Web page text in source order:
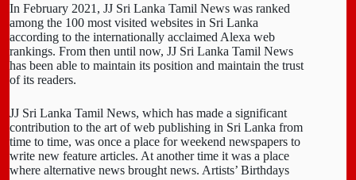
In February 2021, JJ Sri Lanka Tamil News was ranked
among the 100 most visited websites in Sri Lanka
according to the internationally acclaimed Alexa web
rankings. From then until now, JJ Sri Lanka Tamil News
has been able to maintain its position and maintain the trust
of its readers.
JJ Sri Lanka Tamil News, which has made a significant
contribution to the art of web publishing in Sri Lanka from
time to time, was once a place for weekend newspapers to
write new feature articles. At another time it was a place
where alternative news brought news. Artists’ Birthdays